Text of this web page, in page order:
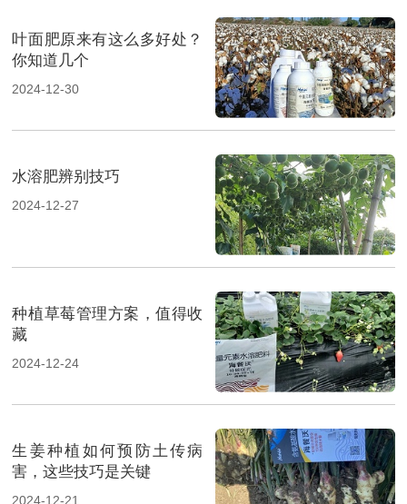
叶面肥原来有这么多好处？
你知道几个
2024-12-30
水溶肥辨别技巧
2024-12-27
种植草莓管理方案，值得收
藏
2024-12-24
生姜种植如何预防土传病
害，这些技巧是关键
2024-12-21